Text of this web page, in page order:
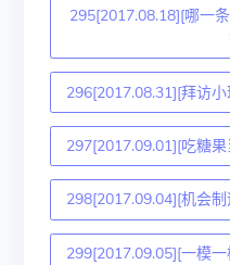
295[2017.08.18][哪一
296[2017.08.31][拜访
297[2017.09.01][吃糖
298[2017.09.04][机会
299[2017.09.05][一模